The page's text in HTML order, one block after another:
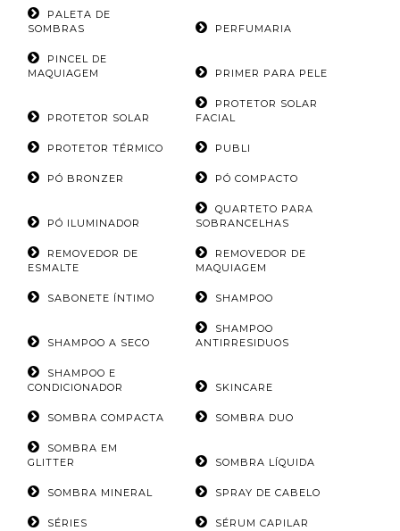
PALETA DE
SOMBRAS
PERFUMARIA
PINCEL DE
MAQUIAGEM
PRIMER PARA PELE
PROTETOR SOLAR
PROTETOR SOLAR
FACIAL
PROTETOR TÉRMICO PUBLI
PÓ BRONZER PÓ COMPACTO
PÓ ILUMINADOR
QUARTETO PARA
SOBRANCELHAS
REMOVEDOR DE
ESMALTE
REMOVEDOR DE
MAQUIAGEM
SABONETE ÍNTIMO SHAMPOO
SHAMPOO A SECO
SHAMPOO
ANTIRRESIDUOS
SHAMPOO E
CONDICIONADOR
SKINCARE
SOMBRA COMPACTA SOMBRA DUO
SOMBRA EM
GLITTER
SOMBRA LÍQUIDA
SOMBRA MINERAL SPRAY DE CABELO
SÉRIES SÉRUM CAPILAR